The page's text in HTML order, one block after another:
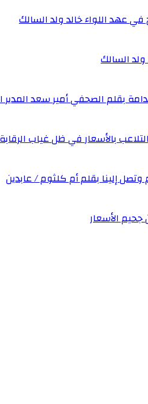
في عهد اللواء خالد ولد السالك
ولد السالك
بقلم الصحفي أمير سعد المدير
بالأسعار في ظل غياب الرقابة
وتصل إلينا بقلم أم كلثوم / عابدين
الأسعار